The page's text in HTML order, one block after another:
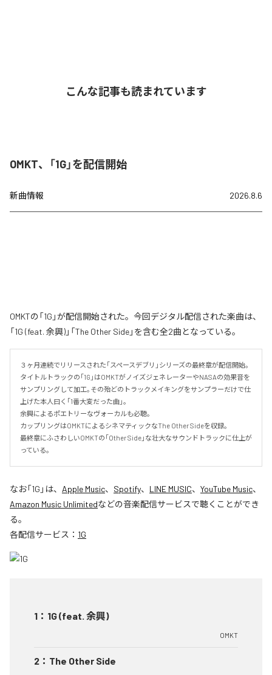
こんな記事も読まれています
OMKT、「1G」を配信開始
新曲情報 2026.8.6
OMKTの「1G」が配信開始された。今回デジタル配信された楽曲は、
「1G (feat. 余興)」「The Other Side」を含む全2曲となっている。
３ヶ月連続でリリースされた｢スペースデブリ｣シリーズの最終章が配信開始｡
タイトルトラックの｢1G｣はOMKTがノイズジェネレーターやNASAの効果音を
サンプリングして加工｡その殆どのトラックメイキングをサンプラーだけで仕
上げた本人曰く｢1番大変だった曲｣。
余興によるポエトリーなヴォーカルも必聴｡
カップリングはOMKTによるシネマティックなThe Other Sideを収録｡
最終章にふさわしいOMKTの｢Other Side｣な壮大なサウンドトラックに仕上が
っている｡
なお「1G 」は、 Apple Music、 Spotify、 LINE MUSIC、 YouTube Music、
Amazon Music Unlimitedなどの音楽配信サービスで聴くことができ
る。
各配信サービス： 1G
1 ： 1G (feat. 余興)
OMKT
2 ： The Other Side